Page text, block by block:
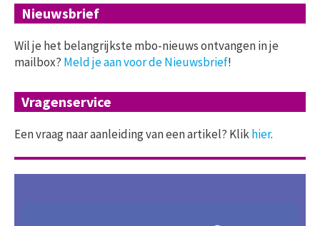
Nieuwsbrief
Wil je het belangrijkste mbo-nieuws ontvangen in je
mailbox? Meld je aan voor de Nieuwsbrief!
Vragenservice
Een vraag naar aanleiding van een artikel? Klikhier.